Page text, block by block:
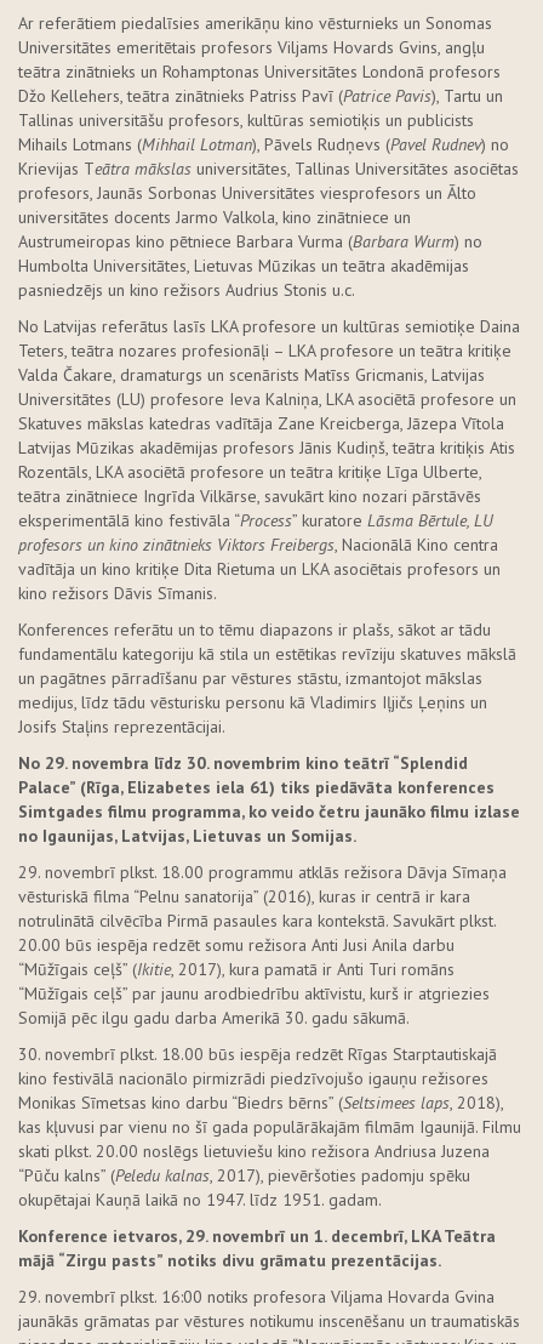
Ar referātiem piedalīsies amerikāņu kino vēsturnieks un Sonomas
Universitātes emeritētais profesors Viljams Hovards Gvins, angļu
teātra zinātnieks un Rohamptonas Universitātes Londonā profesors
Džo Kellehers, teātra zinātnieks Patriss Pavī (Patrice Pavis), Tartu un
Tallinas universitāšu profesors, kultūras semiotiķis un publicists
Mihails Lotmans (Mihhail Lotman), Pāvels Rudņevs (Pavel Rudnev) no
Krievijas Teātra mākslas universitātes, Tallinas Universitātes asociētas
profesors, Jaunās Sorbonas Universitātes viesprofesors un Ālto
universitātes docents Jarmo Valkola, kino zinātniece un
Austrumeiropas kino pētniece Barbara Vurma (Barbara Wurm) no
Humbolta Universitātes, Lietuvas Mūzikas un teātra akadēmijas
pasniedzējs un kino režisors Audrius Stonis u.c.
No Latvijas referātus lasīs LKA profesore un kultūras semiotiķe Daina
Teters, teātra nozares profesionāļi – LKA profesore un teātra kritiķe
Valda Čakare, dramaturgs un scenārists Matīss Gricmanis, Latvijas
Universitātes (LU) profesore Ieva Kalniņa, LKA asociētā profesore un
Skatuves mākslas katedras vadītāja Zane Kreicberga, Jāzepa Vītola
Latvijas Mūzikas akadēmijas profesors Jānis Kudiņš, teātra kritiķis Atis
Rozentāls, LKA asociētā profesore un teātra kritiķe Līga Ulberte,
teātra zinātniece Ingrīda Vilkārse, savukārt kino nozari pārstāvēs
eksperimentālā kino festivāla “Process” kuratore Lāsma Bērtule, LU
profesors un kino zinātnieks Viktors Freibergs, Nacionālā Kino centra
vadītāja un kino kritiķe Dita Rietuma un LKA asociētais profesors un
kino režisors Dāvis Sīmanis.
Konferences referātu un to tēmu diapazons ir plašs, sākot ar tādu
fundamentālu kategoriju kā stila un estētikas revīziju skatuves mākslā
un pagātnes pārradīšanu par vēstures stāstu, izmantojot mākslas
medijus, līdz tādu vēsturisku personu kā Vladimirs Iļjičs Ļeņins un
Josifs Staļins reprezentācijai.
No 29. novembra līdz 30. novembrim kino teātrī “Splendid
Palace” (Rīga, Elizabetes iela 61) tiks piedāvāta konferences
Simtgades filmu programma, ko veido četru jaunāko filmu izlase
no Igaunijas, Latvijas, Lietuvas un Somijas.
29. novembrī plkst. 18.00 programmu atklās režisora Dāvja Sīmaņa
vēsturiskā filma “Pelnu sanatorija” (2016), kuras ir centrā ir kara
notrulinātā cilvēcība Pirmā pasaules kara kontekstā. Savukārt plkst.
20.00 būs iespēja redzēt somu režisora Anti Jusi Anila darbu
“Mūžīgais ceļš” (Ikitie, 2017), kura pamatā ir Anti Turi romāns
“Mūžīgais ceļš” par jaunu arodbiedrību aktīvistu, kurš ir atgriezies
Somijā pēc ilgu gadu darba Amerikā 30. gadu sākumā.
30. novembrī plkst. 18.00 būs iespēja redzēt Rīgas Starptautiskajā
kino festivālā nacionālo pirmizrādi piedzīvojušo igauņu režisores
Monikas Sīmetsas kino darbu “Biedrs bērns” (Seltsimees laps, 2018),
kas kļuvusi par vienu no šī gada populārākajām filmām Igaunijā. Filmu
skati plkst. 20.00 noslēgs lietuviešu kino režisora Andriusa Juzena
“Pūču kalns” (Peledu kalnas, 2017), pievēršoties padomju spēku
okupētajai Kauņā laikā no 1947. līdz 1951. gadam.
Konference ietvaros, 29. novembrī un 1. decembrī, LKA Teātra
mājā “Zirgu pasts” notiks divu grāmatu prezentācijas.
29. novembrī plkst. 16:00 notiks profesora Viljama Hovarda Gvina
jaunākās grāmatas par vēstures notikumu inscenēšanu un traumatiskās